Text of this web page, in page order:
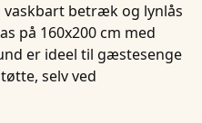
vaskbart betræk og lynlås
på 160x200 cm med
er ideel til gæstesenge
selv ved